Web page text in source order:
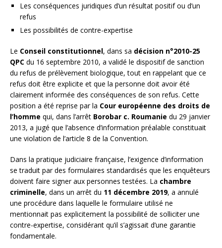
Les conséquences juridiques d’un résultat positif ou d’un
refus
Les possibilités de contre-expertise
Le Conseil constitutionnel, dans sa décision n°2010-25
QPC du 16 septembre 2010, a validé le dispositif de sanction
du refus de prélèvement biologique, tout en rappelant que ce
refus doit être explicite et que la personne doit avoir été
clairement informée des conséquences de son refus. Cette
position a été reprise par la Cour européenne des droits de
l’homme qui, dans l’arrêt Borobar c. Roumanie du 29 janvier
2013, a jugé que l’absence d’information préalable constituait
une violation de l’article 8 de la Convention.
Dans la pratique judiciaire française, l’exigence d’information
se traduit par des formulaires standardisés que les enquêteurs
doivent faire signer aux personnes testées. La chambre
criminelle, dans un arrêt du 11 décembre 2019, a annulé
une procédure dans laquelle le formulaire utilisé ne
mentionnait pas explicitement la possibilité de solliciter une
contre-expertise, considérant qu’il s’agissait d’une garantie
fondamentale.